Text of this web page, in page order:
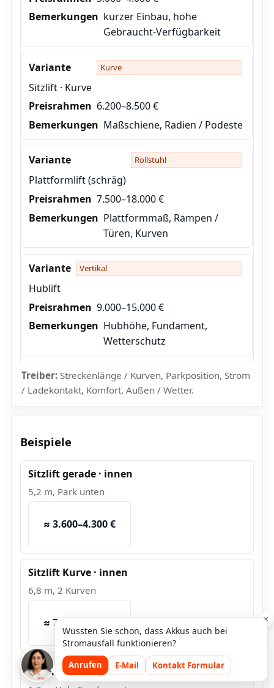
kurzer Einbau, hohe
Gebraucht-Verfügbarkeit
Kurve
Sitzlift · Kurve
6.200–8.500 €
Maßschiene, Radien / Podeste
Rollstuhl
Plattformlift (schräg)
7.500–18.000 €
Plattformmaß, Rampen /
Türen, Kurven
Vertikal
Hublift
9.000–15.000 €
Hubhöhe, Fundament,
Wetterschutz
Treiber:Streckenlänge / Kurven, Parkposition, Strom
/ Ladekontakt, Komfort, Außen / Wetter.
Beispiele
Sitzlift gerade · innen
5,2 m, Park unten
≈ 3.600–4.300 €
Sitzlift Kurve · innen
6,8 m, 2 Kurven
≈ 7.500–9.200 €
Hublift · außen
×
Wussten Sie schon, dass Akkus auch bei
Stromausfall funktionieren?
Anrufen E-Mail Kontakt Formular